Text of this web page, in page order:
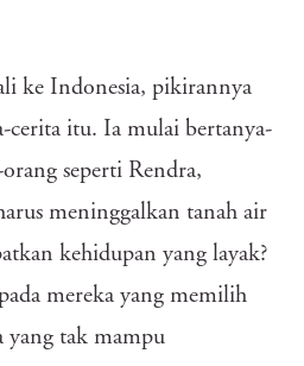
ke Indonesia, pikirannya
cerita itu. Ia mulai bertanya-
seperti Rendra,
meninggalkan tanah air
kehidupan yang layak?
mereka yang memilih
yang tak mampu